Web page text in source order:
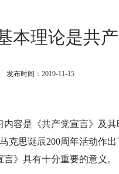
本理论是共
发布时间：2019-11-15
容是《共产党宣言》及
克思诞辰200周年活动作
》具有十分重要的意义。